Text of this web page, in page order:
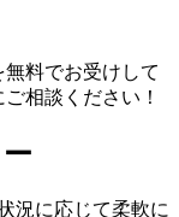
料でお受けして
相談ください！
況に応じて柔軟に